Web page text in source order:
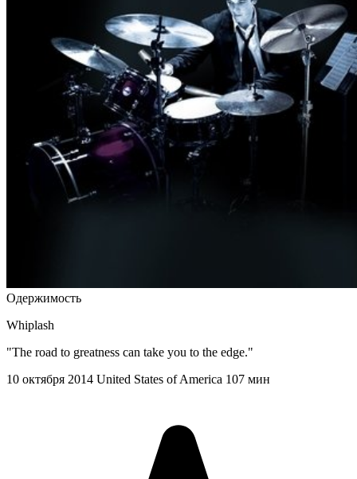
Одержимость
Whiplash
"The road to greatness can take you to the edge."
10 октября 2014 United States of America 107 мин